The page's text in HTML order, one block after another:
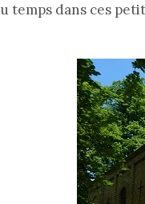
temps dans ces